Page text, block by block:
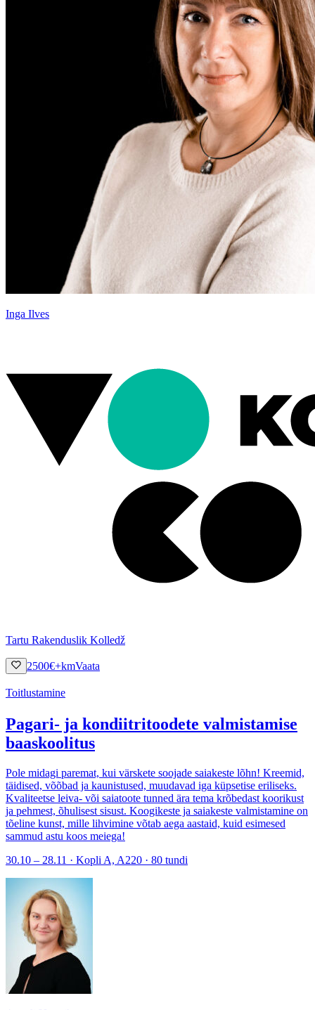
Inga Ilves
Tartu Rakenduslik Kolledž
2500€+kmVaata
Toitlustamine
Pagari- ja kondiitritoodete valmistamise
baaskoolitus
Pole midagi paremat, kui värskete soojade saiakeste lõhn! Kreemid,
täidised, võõbad ja kaunistused, muudavad iga küpsetise eriliseks.
Kvaliteetse leiva- või saiatoote tunned ära tema krõbedast koorikust
ja pehmest, õhulisest sisust. Koogikeste ja saiakeste valmistamine on
tõeline kunst, mille lihvimine võtab aega aastaid, kuid esimesed
sammud astu koos meiega!
30.10 – 28.11 · Kopli A, A220 · 80 tundi